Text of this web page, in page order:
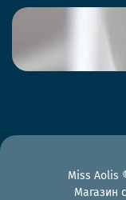
Miss Aolis
Магазин